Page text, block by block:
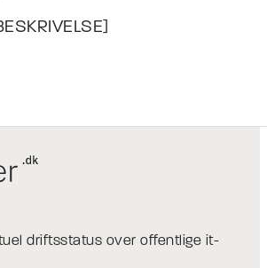
driftsstatus over offentlige it-